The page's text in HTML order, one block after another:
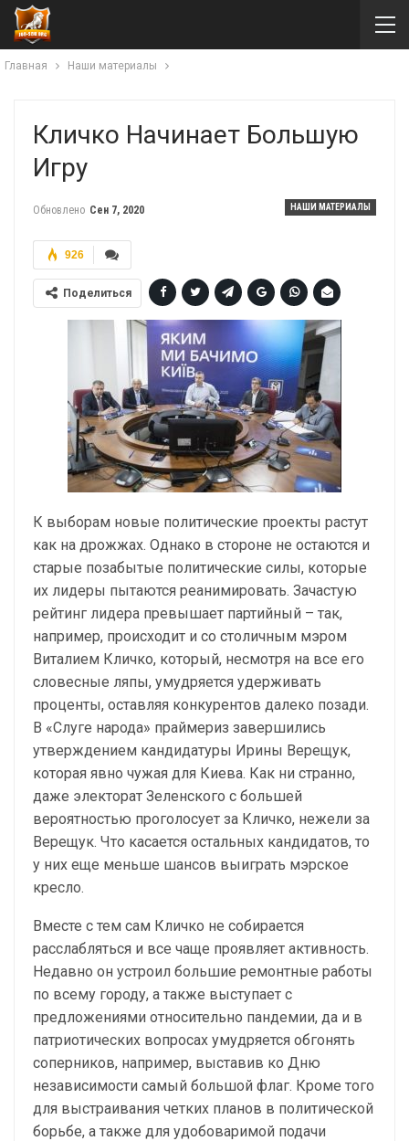
Главная Наши материалы
Кличко Начинает Большую
Игру
НАШИ МАТЕРИАЛЫ
Обновлено Сен 7, 2020
926
Поделиться
К выборам новые политические проекты растут
как на дрожжах. Однако в стороне не остаются и
старые позабытые политические силы, которые
их лидеры пытаются реанимировать. Зачастую
рейтинг лидера превышает партийный – так,
например, происходит и со столичным мэром
Виталием Кличко, который, несмотря на все его
словесные ляпы, умудряется удерживать
проценты, оставляя конкурентов далеко позади.
В «Слуге народа» праймериз завершились
утверждением кандидатуры Ирины Верещук,
которая явно чужая для Киева. Как ни странно,
даже электорат Зеленского с большей
вероятностью проголосует за Кличко, нежели за
Верещук. Что касается остальных кандидатов, то
у них еще меньше шансов выиграть мэрское
кресло.
Вместе с тем сам Кличко не собирается
расслабляться и все чаще проявляет активность.
Недавно он устроил большие ремонтные работы
по всему городу, а также выступает с
предложениями относительно пандемии, да и в
патриотических вопросах умудряется обгонять
соперников, например, выставив ко Дню
независимости самый большой флаг. Кроме того
для выстраивания четких планов в политической
борьбе, а также для удобоваримой подачи